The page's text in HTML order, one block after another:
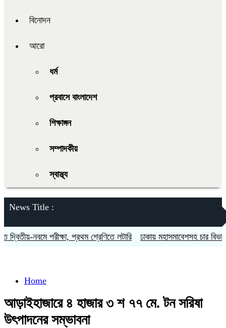
বিনোদন
আরো
ধর্ম
প্রবাসে বাংলাদেশ
শিক্ষাঙ্গন
সম্পাদকীয়
স্বাস্থ্য
News Title :
নবমে পরীক্ষা, প্রথম শ্রেণিতে লটারি ঢাকায় মহাসমাবেশসহ চার বিভাগে
Home
আড়াইহাজারে ৪ হাজার ৩ শ ৭৭ মে. টন সরিষা
উৎপাদনের সম্ভাবনা